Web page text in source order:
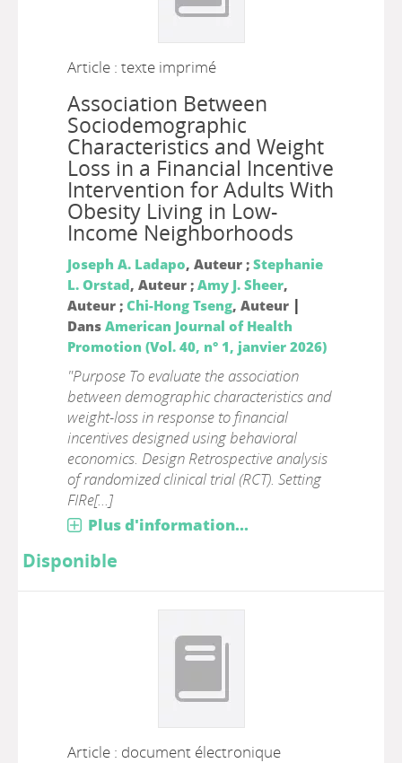
Article : texte imprimé
Association Between
Sociodemographic
Characteristics and Weight
Loss in a Financial Incentive
Intervention for Adults With
Obesity Living in Low-
Income Neighborhoods
Joseph A. Ladapo, Auteur ; Stephanie
L. Orstad, Auteur ; Amy J. Sheer,
Auteur ; Chi-Hong Tseng, Auteur |
Dans American Journal of Health
Promotion (Vol. 40, n° 1, janvier 2026)
"Purpose To evaluate the association
between demographic characteristics and
weight-loss in response to financial
incentives designed using behavioral
economics. Design Retrospective analysis
of randomized clinical trial (RCT). Setting
FIRe[...]
Plus d'information...
Disponible
Article : document électronique